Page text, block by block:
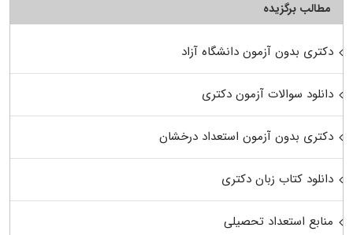
مطالب برگزیده
دکتری بدون آزمون دانشگاه آزاد
دانلود سوالات آزمون دکتری
دکتری بدون آزمون استعداد درخشان
دانلود کتاب زبان دکتری
منابع استعداد تحصیلی